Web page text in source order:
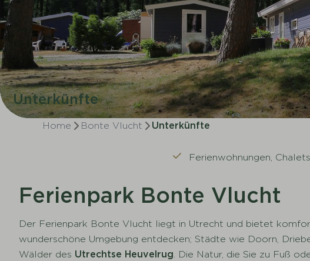
Unterkünfte
Home Bonte Vlucht Unterkünfte
Ferienwohnungen,
Ferienpark Bonte Vlucht
Der Ferienpark Bonte Vlucht liegt in Utrecht und bietet
wunderschöne Umgebung entdecken; Städte wie Doorn,
Wälder des Utrechtse Heuvelrug. Die Natur, die Sie zu Fuß